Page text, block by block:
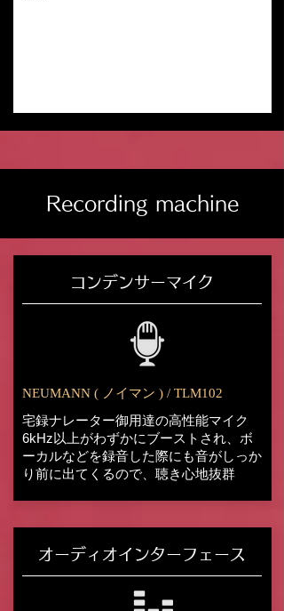
Recording machine
コンデンサーマイク
NEUMANN ( ノイマン ) / TLM102
宅録ナレーター御用達の高性能マイク
6kHz以上がわずかにブーストされ、ボ
ーカルなどを録音した際にも音がしっか
り前に出てくるので、聴き心地抜群
オーディオインターフェース